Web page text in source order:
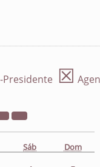
Presidente ☒
Sáb Dom